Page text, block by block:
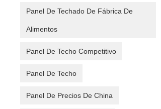
Panel De Techado De Fábrica De
Alimentos
Panel De Techo Competitivo
Panel De Techo
Panel De Precios De China